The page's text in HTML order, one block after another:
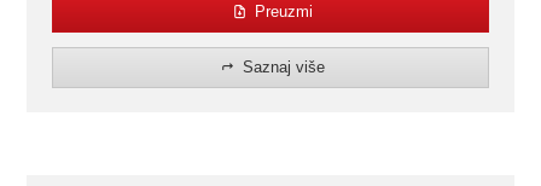
Preuzmi
Saznaj više